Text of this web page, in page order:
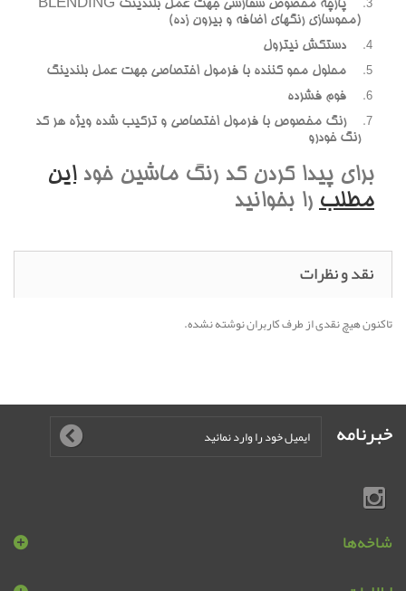
پارچه مخصوص سفارشي جهت عمل بلندينگ BLENDING
(محوسازي رنگهاي اضافه و بيرون زده)
دستکش نيترول
محلول محو کننده با فرمول اختصاصي جهت عمل بلندينگ
فوم فشرده
رنگ مخصوص با فرمول اختصاصي و ترکيب شده ويژه هر کد
رنگ خودرو
براي پيدا کردن کد رنگ ماشين خوداين
مطلب را بخوانيد
نقد و نظرات
تاکنون هیچ نقدی از طرف کاربران نوشته نشده.
خبرنامه
شاخه‌ها